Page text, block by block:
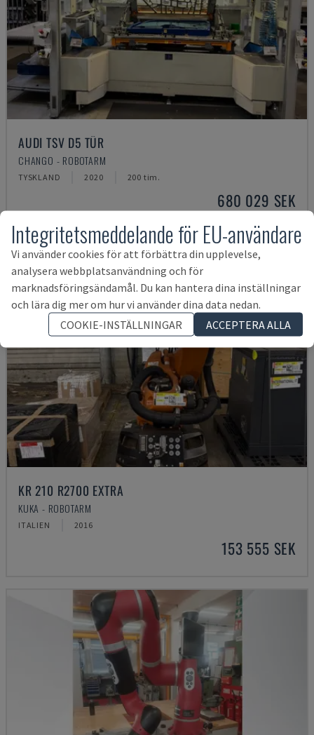
AUDI TSV D5 TÜR
CHANGO - ROBOTARM
TYSKLAND 2020 200 tim.
680 029 SEK
KR 210 R2700 EXTRA
KUKA - ROBOTARM
ITALIEN 2016
153 555 SEK
Integritetsmeddelande för EU-användare
Vi använder cookies för att förbättra din upplevelse,
analysera webbplatsanvändning och för
marknadsföringsändamål. Du kan hantera dina inställningar
och lära dig mer om hur vi använder dina data nedan.
COOKIE-INSTÄLLNINGAR
ACCEPTERA ALLA